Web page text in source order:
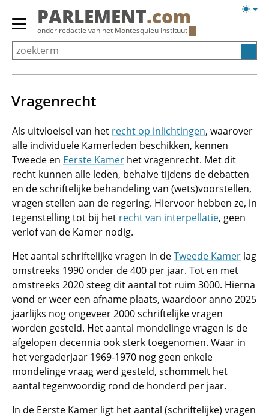
Overslaan
Primair
menu
tonen/verbergen
PARLEMENT.com
onder redactie van het Montesquieu Instituut
Vragenrecht
Als uitvloeisel van het recht op inlichtingen, waarover
alle individuele Kamerleden beschikken, kennen
Tweede en Eerste Kamer het vragenrecht. Met dit
recht kunnen alle leden, behalve tijdens de debatten
en de schriftelijke behandeling van (wets)voorstellen,
vragen stellen aan de regering. Hiervoor hebben ze, in
tegenstelling tot bij het recht van interpellatie, geen
verlof van de Kamer nodig.
Het aantal schriftelijke vragen in deTweede Kamer lag
omstreeks 1990 onder de 400 per jaar. Tot en met
omstreeks 2020 steeg dit aantal tot ruim 3000. Hierna
vond er weer een afname plaats, waardoor anno 2025
jaarlijks nog ongeveer 2000 schriftelijke vragen
worden gesteld. Het aantal mondelinge vragen is de
afgelopen decennia ook sterk toegenomen. Waar in
het vergaderjaar 1969-1970 nog geen enkele
mondelinge vraag werd gesteld, schommelt het
aantal tegenwoordig rond de honderd per jaar.
In de Eerste Kamer ligt het aantal (schriftelijke) vragen